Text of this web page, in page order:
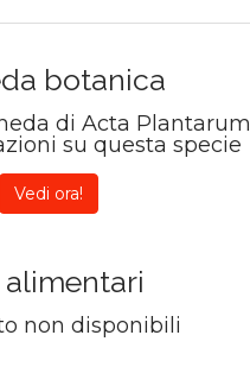
botanica
di Acta Plantarum
su questa specie
Vedi ora!
alimentari
non disponibili